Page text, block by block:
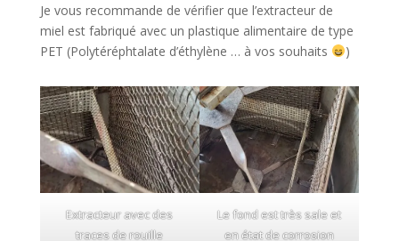
Je vous recommande de vérifier que l’extracteur de
miel est fabriqué avec un plastique alimentaire de type
PET (Polytéréphtalate d’éthylène … à vos souhaits
)
Extracteur avec des
traces de rouille
Le fond est très sale et
en état de corrosion